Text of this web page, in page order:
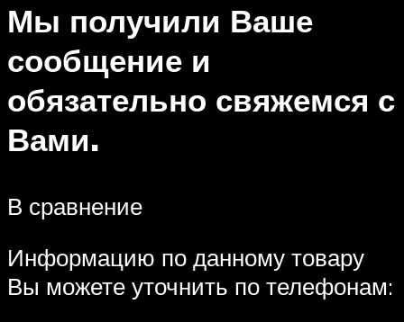
Мы получили Ваше
сообщение и
обязательно свяжемся с
Вами.
В сравнение
Информацию по данному товару
Вы можете уточнить по телефонам: